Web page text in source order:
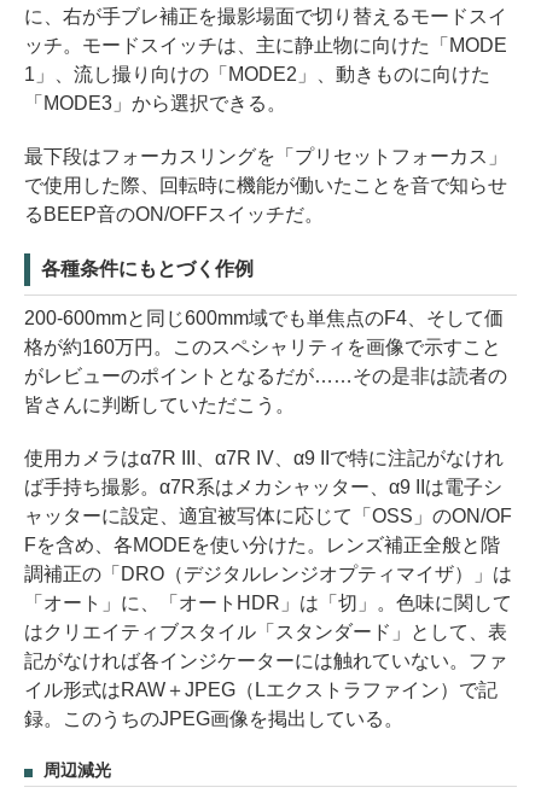
に、右が手ブレ補正を撮影場面で切り替えるモードスイ
ッチ。モードスイッチは、主に静止物に向けた「MODE
1」、流し撮り向けの「MODE2」、動きものに向けた
「MODE3」から選択できる。
最下段はフォーカスリングを「プリセットフォーカス」
で使用した際、回転時に機能が働いたことを音で知らせ
るBEEP音のON/OFFスイッチだ。
各種条件にもとづく作例
200-600mmと同じ600mm域でも単焦点のF4、そして価
格が約160万円。このスペシャリティを画像で示すこと
がレビューのポイントとなるだが……その是非は読者の
皆さんに判断していただこう。
使用カメラはα7R III、α7R IV、α9 IIで特に注記がなけれ
ば手持ち撮影。α7R系はメカシャッター、α9 IIは電子シ
ャッターに設定、適宜被写体に応じて「OSS」のON/OF
Fを含め、各MODEを使い分けた。レンズ補正全般と階
調補正の「DRO（デジタルレンジオプティマイザ）」は
「オート」に、「オートHDR」は「切」。色味に関して
はクリエイティブスタイル「スタンダード」として、表
記がなければ各インジケーターには触れていない。ファ
イル形式はRAW＋JPEG（Lエクストラファイン）で記
録。このうちのJPEG画像を掲出している。
周辺減光